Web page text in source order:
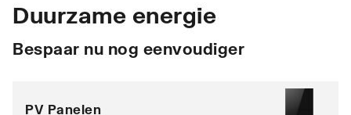
Duurzame energie
Bespaar nu nog eenvoudiger
PV Panelen